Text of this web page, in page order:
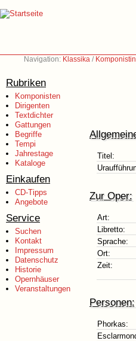
Navigation: Klassika /
Rubriken
Komponisten
Dirigenten
Textdichter
Gattungen
Begriffe
Tempi
Jahrestage
Kataloge
Einkaufen
CD-Tipps
Angebote
Service
Suchen
Kontakt
Impressum
Datenschutz
Historie
Opernhäuser
Veranstaltungen
Titel:
Zur Oper:
Art:
Libretto:
Sprache:
Ort:
Zeit:
Personen:
Phorkas: